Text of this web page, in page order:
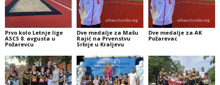
Prvo kolo Letnje lige
ASCS 8. avgusta u
Požarevcu
Dve medalje za Mašu
Rajić na Prvenstvu
Srbije u Kraljevu
Dve medalje za AK
Požarevac